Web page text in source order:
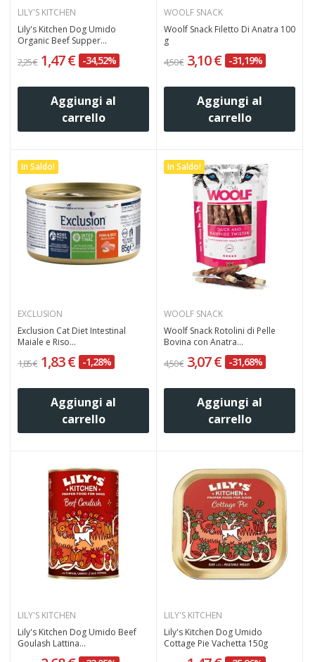
LILY'S KITCHEN
Lily's Kitchen Dog Umido
Organic Beef Supper...
2,25 € 1,47 € -34,52%
Aggiungi al
carrello
WOOLF SNACK
Woolf Snack Filetto Di Anatra 100
g
4,50 € 3,10 € -31,19%
Aggiungi al
carrello
In Saldo!
EXCLUSION
Exclusion Cat Diet Intestinal
Maiale e Riso...
1,85 € 1,83 € -1,28%
Aggiungi al
carrello
In Saldo!
WOOLF SNACK
Woolf Snack Rotolini di Pelle
Bovina con Anatra...
4,50 € 3,07 € -31,68%
Aggiungi al
carrello
LILY'S KITCHEN
Lily's Kitchen Dog Umido Beef
Goulash Lattina...
LILY'S KITCHEN
Lily's Kitchen Dog Umido
Cottage Pie Vachetta 150g